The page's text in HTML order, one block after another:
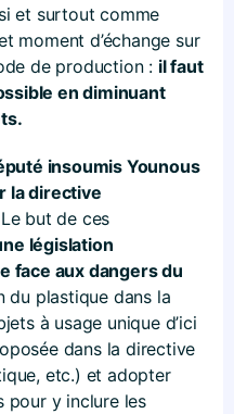
et surtout comme
moment d’échange sur
de production : il faut
en diminuant
insoumis Younous
la directive
but de ces
législation
face aux dangers du
du plastique dans la
à usage unique d’ici
dans la directive
etc.) et adopter
pour y inclure les